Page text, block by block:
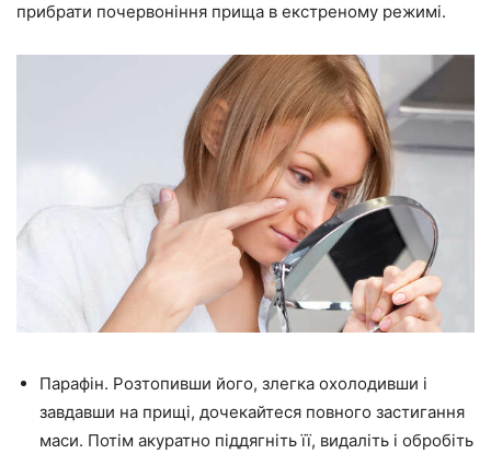
прибрати почервоніння прища в екстреному режимі.
Парафін. Розтопивши його, злегка охолодивши і
завдавши на прищі, дочекайтеся повного застигання
маси. Потім акуратно піддягніть її, видаліть і обробіть